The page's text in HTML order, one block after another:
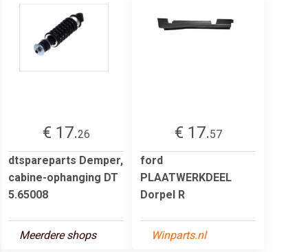
€ 17.26
dtspareparts Demper,
cabine-ophanging DT
5.65008
Meerdere shops
€ 17.57
ford
PLAATWERKDEEL
Dorpel R
Winparts.nl